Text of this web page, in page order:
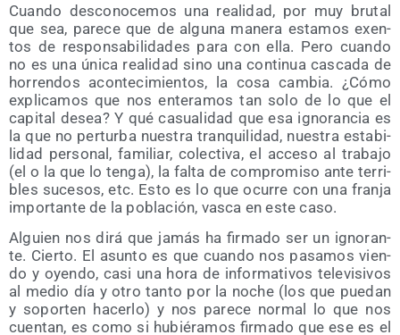
Cuan­do des­co­no­ce­mos una reali­dad, por muy bru­tal
que sea, pare­ce que de algu­na mane­ra esta­mos exen­
tos de res­pon­sa­bi­li­da­des para con ella. Pero cuan­do
no es una úni­ca reali­dad sino una con­ti­nua cas­ca­da de
horren­dos acon­te­ci­mien­tos, la cosa cam­bia. ¿Cómo
expli­ca­mos que nos ente­ra­mos tan solo de lo que el
capi­tal desea? Y qué casua­li­dad que esa igno­ran­cia es
la que no per­tur­ba nues­tra tran­qui­li­dad, nues­tra esta­bi­
li­dad per­so­nal, fami­liar, colec­ti­va, el acce­so al tra­ba­jo
(el o la que lo ten­ga), la fal­ta de com­pro­mi­so ante terri­
bles suce­sos, etc. Esto es lo que ocu­rre con una fran­ja
impor­tan­te de la pobla­ción, vas­ca en este caso.
Alguien nos dirá que jamás ha fir­ma­do ser un igno­ran­
te. Cier­to. El asun­to es que cuan­do nos pasa­mos vien­
do y oyen­do, casi una hora de infor­ma­ti­vos tele­vi­si­vos
al medio día y otro tan­to por la noche (los que pue­dan
y sopor­ten hacer­lo) y nos pare­ce nor­mal lo que nos
cuen­tan, es como si hubié­ra­mos fir­ma­do que ese es el